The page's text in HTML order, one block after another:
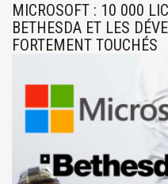
MICROSOFT : 10 000
BETHESDA ET LES
FORTEMENT TOUCHÉS